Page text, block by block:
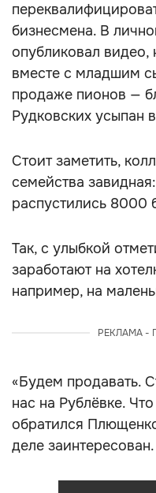
бизнесмена. В
опубликовал видео,
вместе с младшим
продаже пионов —
Рудковских усыпан
Стоит заметить,
семейства
распустились 8000
Так, с улыбкой
заработают на
например, на
РЕКЛАМА -
«Будем продавать.
нас на Рублёвке.
обратился
деле заинтересован.